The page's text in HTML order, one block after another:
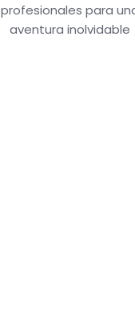
profesionales para
aventura inolvidable